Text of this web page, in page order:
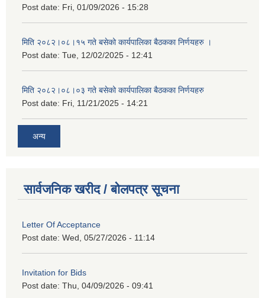
Post date: Fri, 01/09/2026 - 15:28
मिति २०८२।०८।१५ गते बसेको कार्यपालिका बैठकका निर्णयहरु ।
Post date: Tue, 12/02/2025 - 12:41
मिति २०८२।०८।०३ गते बसेको कार्यपालिका बैठकका निर्णयहरु
Post date: Fri, 11/21/2025 - 14:21
अन्य
सार्वजनिक खरीद / बोलपत्र सूचना
Letter Of Acceptance
Post date: Wed, 05/27/2026 - 11:14
Invitation for Bids
Post date: Thu, 04/09/2026 - 09:41